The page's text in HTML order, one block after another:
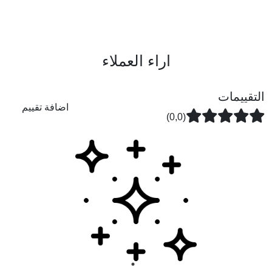
اراء العملاء
التقييمات
(0,0)
اضافة تقييم